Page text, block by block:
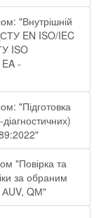
"Внутрішній
EN ISO/IEC
ISO
-
"Підготовка
"Повірка та
за обраним
АUV, QМ"